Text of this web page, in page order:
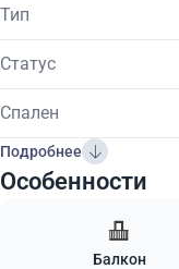
Тип
Статус
Спален
Подробнее
Особенности
Балкон